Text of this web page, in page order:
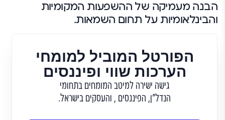
הבנה מעמיקה של ההשפעות המקומיות
והבינלאומיות על תחום השמאות.
הפורטל המוביל למומחי
הערכות שווי ופיננסים
גישה ישירה למיטב המומחים בתחומי
הנדל"ן, הפיננסים , והעסקים בישראל.